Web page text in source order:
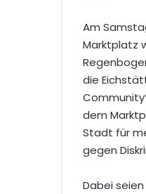
Am
Marktplatz
die
dem
Stadt für
gegen
Dabei